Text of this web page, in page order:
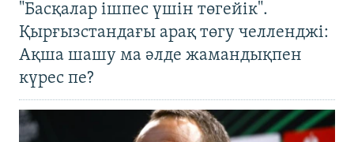
"Басқалар ішпес үшін төгейік".
Қырғызстандағы арақ төгу челленджі:
Ақша шашу ма әлде жамандықпен
күрес пе?